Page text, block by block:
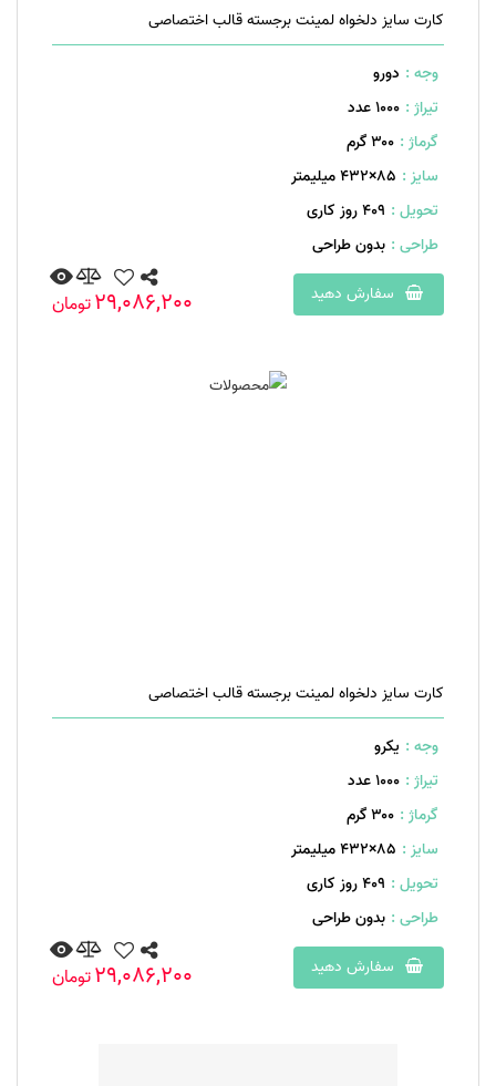
کارت سایز دلخواه لمینت برجسته قالب اختصاصی
وجه : دورو
تیراژ : 1000 عدد
گرماژ : ۳۰۰ گرم
سایز : 85×432 میلیمتر
تحویل : 409 روز کاری
طراحی : بدون طراحی
سفارش دهید
29,086,200تومان
کارت سایز دلخواه لمینت برجسته قالب اختصاصی
وجه : یکرو
تیراژ : 1000 عدد
گرماژ : ۳۰۰ گرم
سایز : 85×432 میلیمتر
تحویل : 409 روز کاری
طراحی : بدون طراحی
سفارش دهید
29,086,200تومان